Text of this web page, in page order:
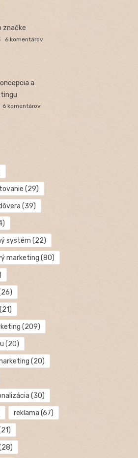
značke
6 komentárov
a
6 komentárov
(29)
(39)
systém (22)
marketing (80)
(21)
(209)
(20)
(20)
(30)
reklama (67)